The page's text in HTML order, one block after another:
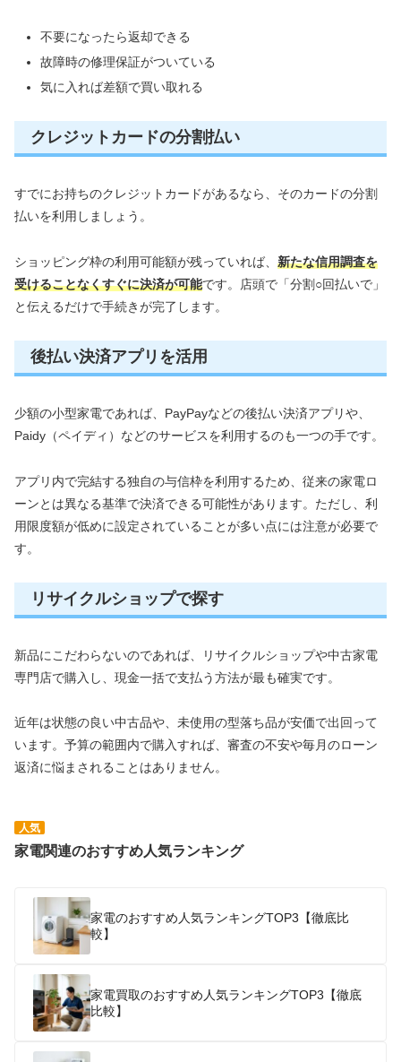
不要になったら返却できる
故障時の修理保証がついている
気に入れば差額で買い取れる
クレジットカードの分割払い
すでにお持ちのクレジットカードがあるなら、そのカードの分割
払いを利用しましょう。
ショッピング枠の利用可能額が残っていれば、 新たな信用調査を
受けることなくすぐに決済が可能です。店頭で「分割○回払いで」
と伝えるだけで手続きが完了します。
後払い決済アプリを活用
少額の小型家電であれば、PayPayなどの後払い決済アプリや、
Paidy（ペイディ）などのサービスを利用するのも一つの手です。
アプリ内で完結する独自の与信枠を利用するため、従来の家電ロ
ーンとは異なる基準で決済できる可能性があります。ただし、利
用限度額が低めに設定されていることが多い点には注意が必要で
す。
リサイクルショップで探す
新品にこだわらないのであれば、リサイクルショップや中古家電
専門店で購入し、現金一括で支払う方法が最も確実です。
近年は状態の良い中古品や、未使用の型落ち品が安価で出回って
います。予算の範囲内で購入すれば、審査の不安や毎月のローン
返済に悩まされることはありません。
人気
家電関連のおすすめ人気ランキング
家電のおすすめ人気ランキングTOP3【徹底比
較】
家電買取のおすすめ人気ランキングTOP3【徹底
比較】